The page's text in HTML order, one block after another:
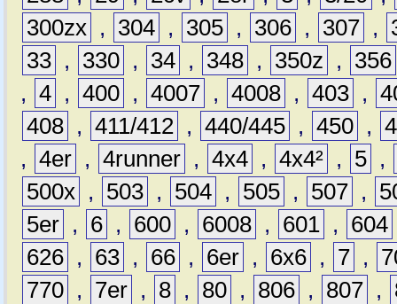
300zx , 304 , 305 , 306 , 307 ,
33 , 330 , 34 , 348 , 350z ,
356
, 4 , 400 , 4007 , 4008 , 403 ,
408 , 411/412 , 440/445 , 450 ,
, 4er , 4runner , 4x4 , 4x4² , 5 ,
500x , 503 , 504 , 505 , 507 ,
5er , 6 , 600 , 6008 , 601 , 604
626 , 63 , 66 , 6er , 6x6 , 7 ,
770 , 7er , 8 , 80 , 806 , 807 ,